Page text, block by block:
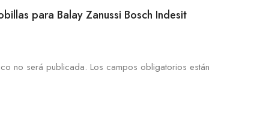
para Balay Zanussi Bosch Indesit
no será publicada. Los campos obligatorios están